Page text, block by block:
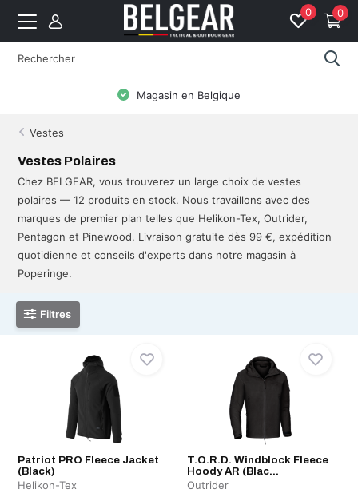
0 0
Magasin en Belgique
Vestes
Vestes Polaires
Chez BELGEAR, vous trouverez un large choix de vestes
polaires — 12 produits en stock. Nous travaillons avec des
marques de premier plan telles que Helikon-Tex, Outrider,
Pentagon et Pinewood. Livraison gratuite dès 99 €, expédition
quotidienne et conseils d'experts dans notre magasin à
Poperinge.
Filtres
Patriot PRO Fleece Jacket
(Black)
Helikon-Tex
T.O.R.D. Windblock Fleece
Hoody AR (Blac...
Outrider